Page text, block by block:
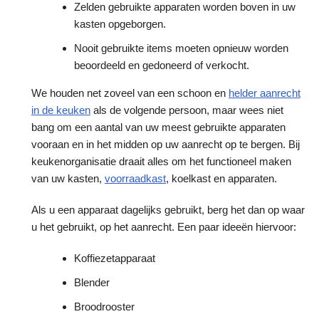
Zelden gebruikte apparaten worden boven in uw
kasten opgeborgen.
Nooit gebruikte items moeten opnieuw worden
beoordeeld en gedoneerd of verkocht.
We houden net zoveel van een schoon en helder aanrecht
in de keuken als de volgende persoon, maar wees niet
bang om een aantal van uw meest gebruikte apparaten
vooraan en in het midden op uw aanrecht op te bergen. Bij
keukenorganisatie draait alles om het functioneel maken
van uw kasten, voorraadkast, koelkast en apparaten.
Als u een apparaat dagelijks gebruikt, berg het dan op waar
u het gebruikt, op het aanrecht. Een paar ideeën hiervoor:
Koffiezetapparaat
Blender
Broodrooster